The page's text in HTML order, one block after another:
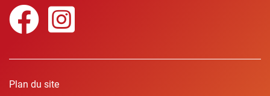
Facebook
Plan du site